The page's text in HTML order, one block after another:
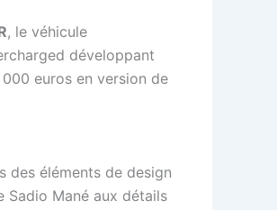
, le véhicule
développant
euros en version de
des éléments de design
Sadio Mané aux détails